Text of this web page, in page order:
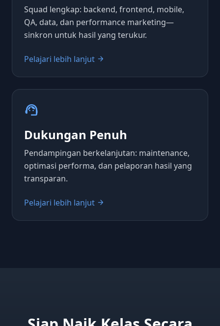
Squad lengkap: backend, frontend, mobile,
QA, data, dan performance marketing—
sinkron untuk hasil yang terukur.
Pelajari lebih lanjut arrow_forward
support_agent
Dukungan Penuh
Pendampingan berkelanjutan: maintenance,
optimasi performa, dan pelaporan hasil yang
transparan.
Pelajari lebih lanjut arrow_forward